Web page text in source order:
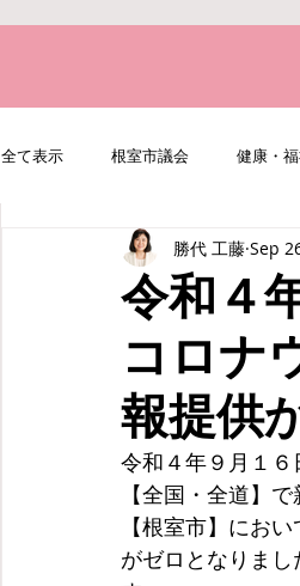
全て表示 根室市議会 健康・
地域経済・水産・農業 北方
令和４
コロナ
報提供
勝代 工藤 Sep
令和４年９月１
【全国・全道】
【根室市】にお
がゼロとなりま